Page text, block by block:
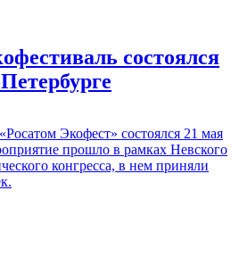
состоялся
Экофест» состоялся 21 мая
прошло в рамках Невского
конгресса, в нем приняли